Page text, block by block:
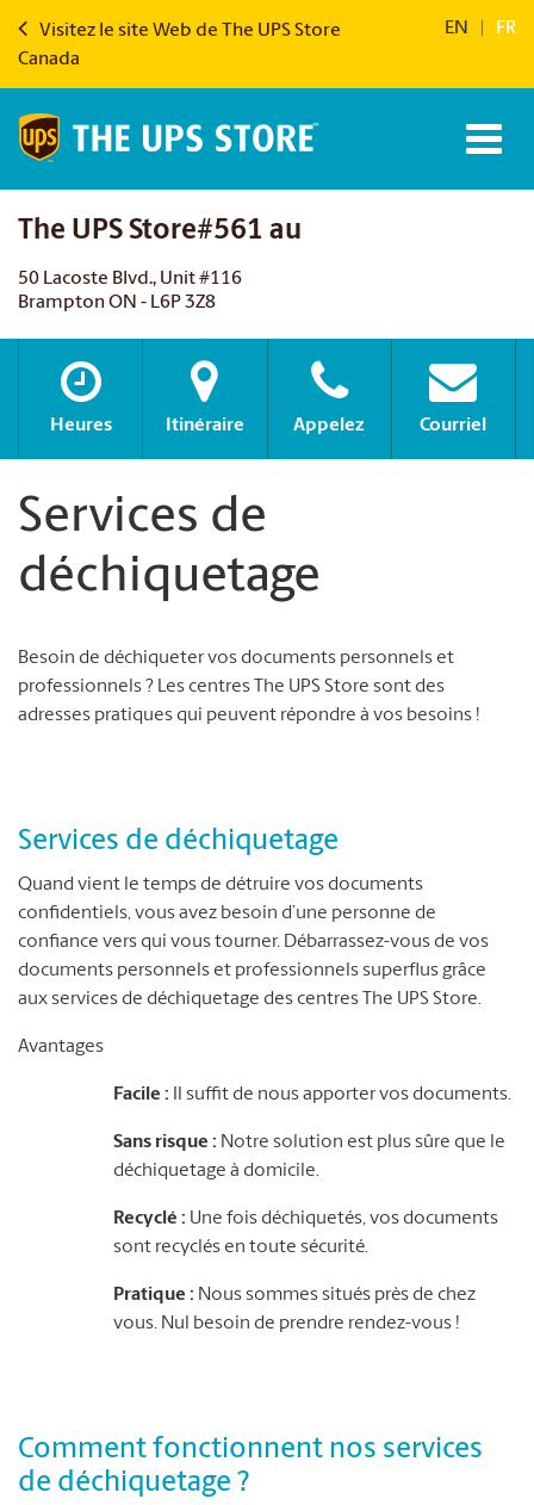
Visitez le site Web de The UPS Store
Canada
EN FR
The UPS Store#561 au
50 Lacoste Blvd., Unit #116
Brampton ON - L6P 3Z8
Heures Itinéraire Appelez Courriel
Services de
déchiquetage
Besoin de déchiqueter vos documents personnels et
professionnels ? Les centres The UPS Store sont des
adresses pratiques qui peuvent répondre à vos besoins !
Services de déchiquetage
Quand vient le temps de détruire vos documents
confidentiels, vous avez besoin d’une personne de
confiance vers qui vous tourner. Débarrassez-vous de vos
documents personnels et professionnels superflus grâce
aux services de déchiquetage des centres The UPS Store.
Avantages
Facile : Il suffit de nous apporter vos documents.
Sans risque : Notre solution est plus sûre que le
déchiquetage à domicile.
Recyclé : Une fois déchiquetés, vos documents
sont recyclés en toute sécurité.
Pratique : Nous sommes situés près de chez
vous. Nul besoin de prendre rendez-vous !
Comment fonctionnent nos services
de déchiquetage ?